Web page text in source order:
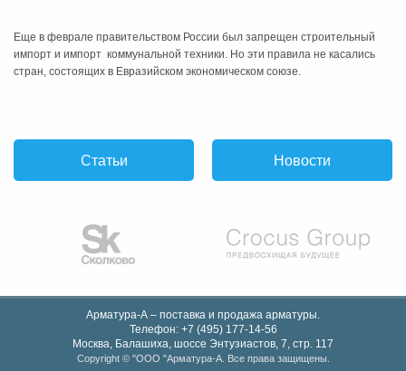
Еще в феврале правительством России был запрещен строительный
импорт и импорт коммунальной техники. Но эти правила не касались
стран, состоящих в Евразийском экономическом союзе.
Статьи Новости
Арматура-А – поставка и продажа арматуры.
Телефон: +7 (495) 177-14-56
Москва, Балашиха, шоссе Энтузиастов, 7, стр. 117
Copyright © "OOO "Арматура-А. Все права защищены.